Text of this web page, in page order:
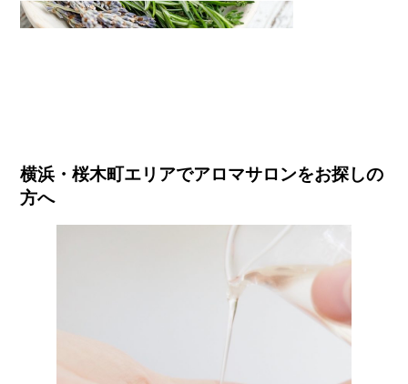
横浜・桜木町エリアでアロマサロンをお探しの
方へ